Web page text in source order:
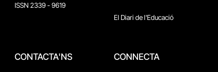
ISSN 2339 - 9619
El Diari de l'Educació
CONTACTA'NS CONNECTA